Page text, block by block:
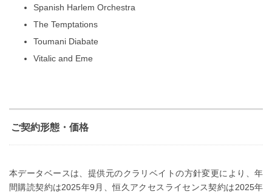
Spanish Harlem Orchestra
The Temptations
Toumani Diabate
Vitalic and Eme
ご契約形態・価格
本データベースは、提供元のクラリベイトの方針変更により、年
間購読契約は2025年9月、恒久アクセスライセンス契約は2025年